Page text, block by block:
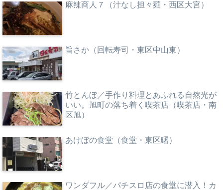
麻辣商人７（汁なし担々麺・西区大宮）
旨さか（回転寿司・東区中山東）
竹とんぼ／手作り料理とあふれる自然光が
いい。旭町の落ち着く喫茶店（喫茶店・南
区旭）
あけぼの食堂（食堂・東区曙）
ワンダフル／パチスロ店の食堂に潜入！カ